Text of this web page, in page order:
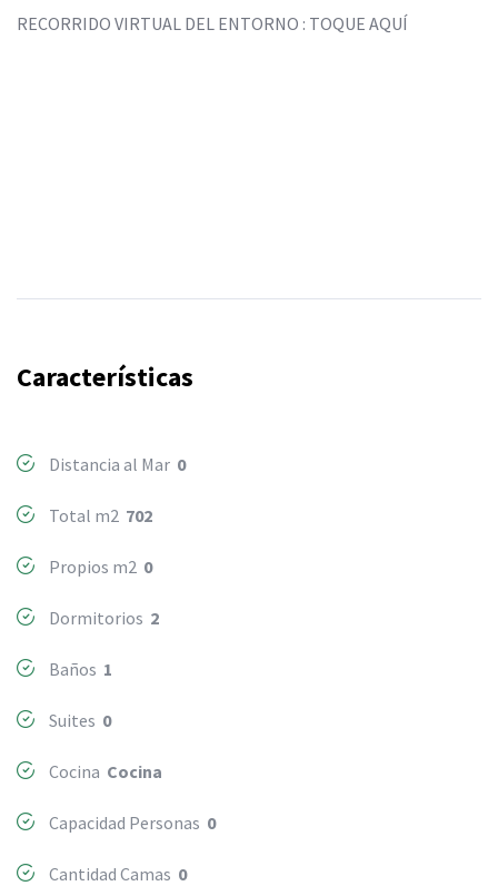
RECORRIDO VIRTUAL DEL ENTORNO : TOQUE AQUÍ
Características
Distancia al Mar 0
Total m2 702
Propios m2 0
Dormitorios 2
Baños 1
Suites 0
Cocina Cocina
Capacidad Personas 0
Cantidad Camas 0